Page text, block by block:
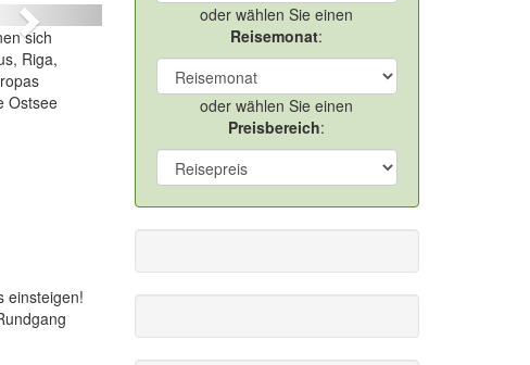
Next
sich
Riga,
Ostsee
einsteigen!
oder wählen Sie einen
Reisemonat:
oder wählen Sie einen
Preisbereich: